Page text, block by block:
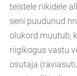
teistele riikidele
seni puudunud
olukord muutub,
riigikogus vastu
osutaja